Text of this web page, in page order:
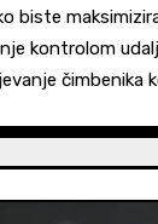
biste
kontrolom
čimbenika